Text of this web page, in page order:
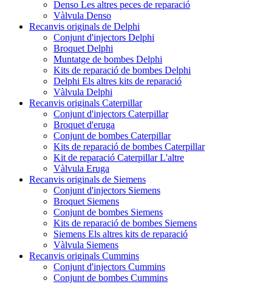
Denso Les altres peces de reparació
Vàlvula Denso
Recanvis originals de Delphi
Conjunt d'injectors Delphi
Broquet Delphi
Muntatge de bombes Delphi
Kits de reparació de bombes Delphi
Delphi Els altres kits de reparació
Vàlvula Delphi
Recanvis originals Caterpillar
Conjunt d'injectors Caterpillar
Broquet d'eruga
Conjunt de bombes Caterpillar
Kits de reparació de bombes Caterpillar
Kit de reparació Caterpillar L'altre
Vàlvula Eruga
Recanvis originals de Siemens
Conjunt d'injectors Siemens
Broquet Siemens
Conjunt de bombes Siemens
Kits de reparació de bombes Siemens
Siemens Els altres kits de reparació
Vàlvula Siemens
Recanvis originals Cummins
Conjunt d'injectors Cummins
Conjunt de bombes Cummins